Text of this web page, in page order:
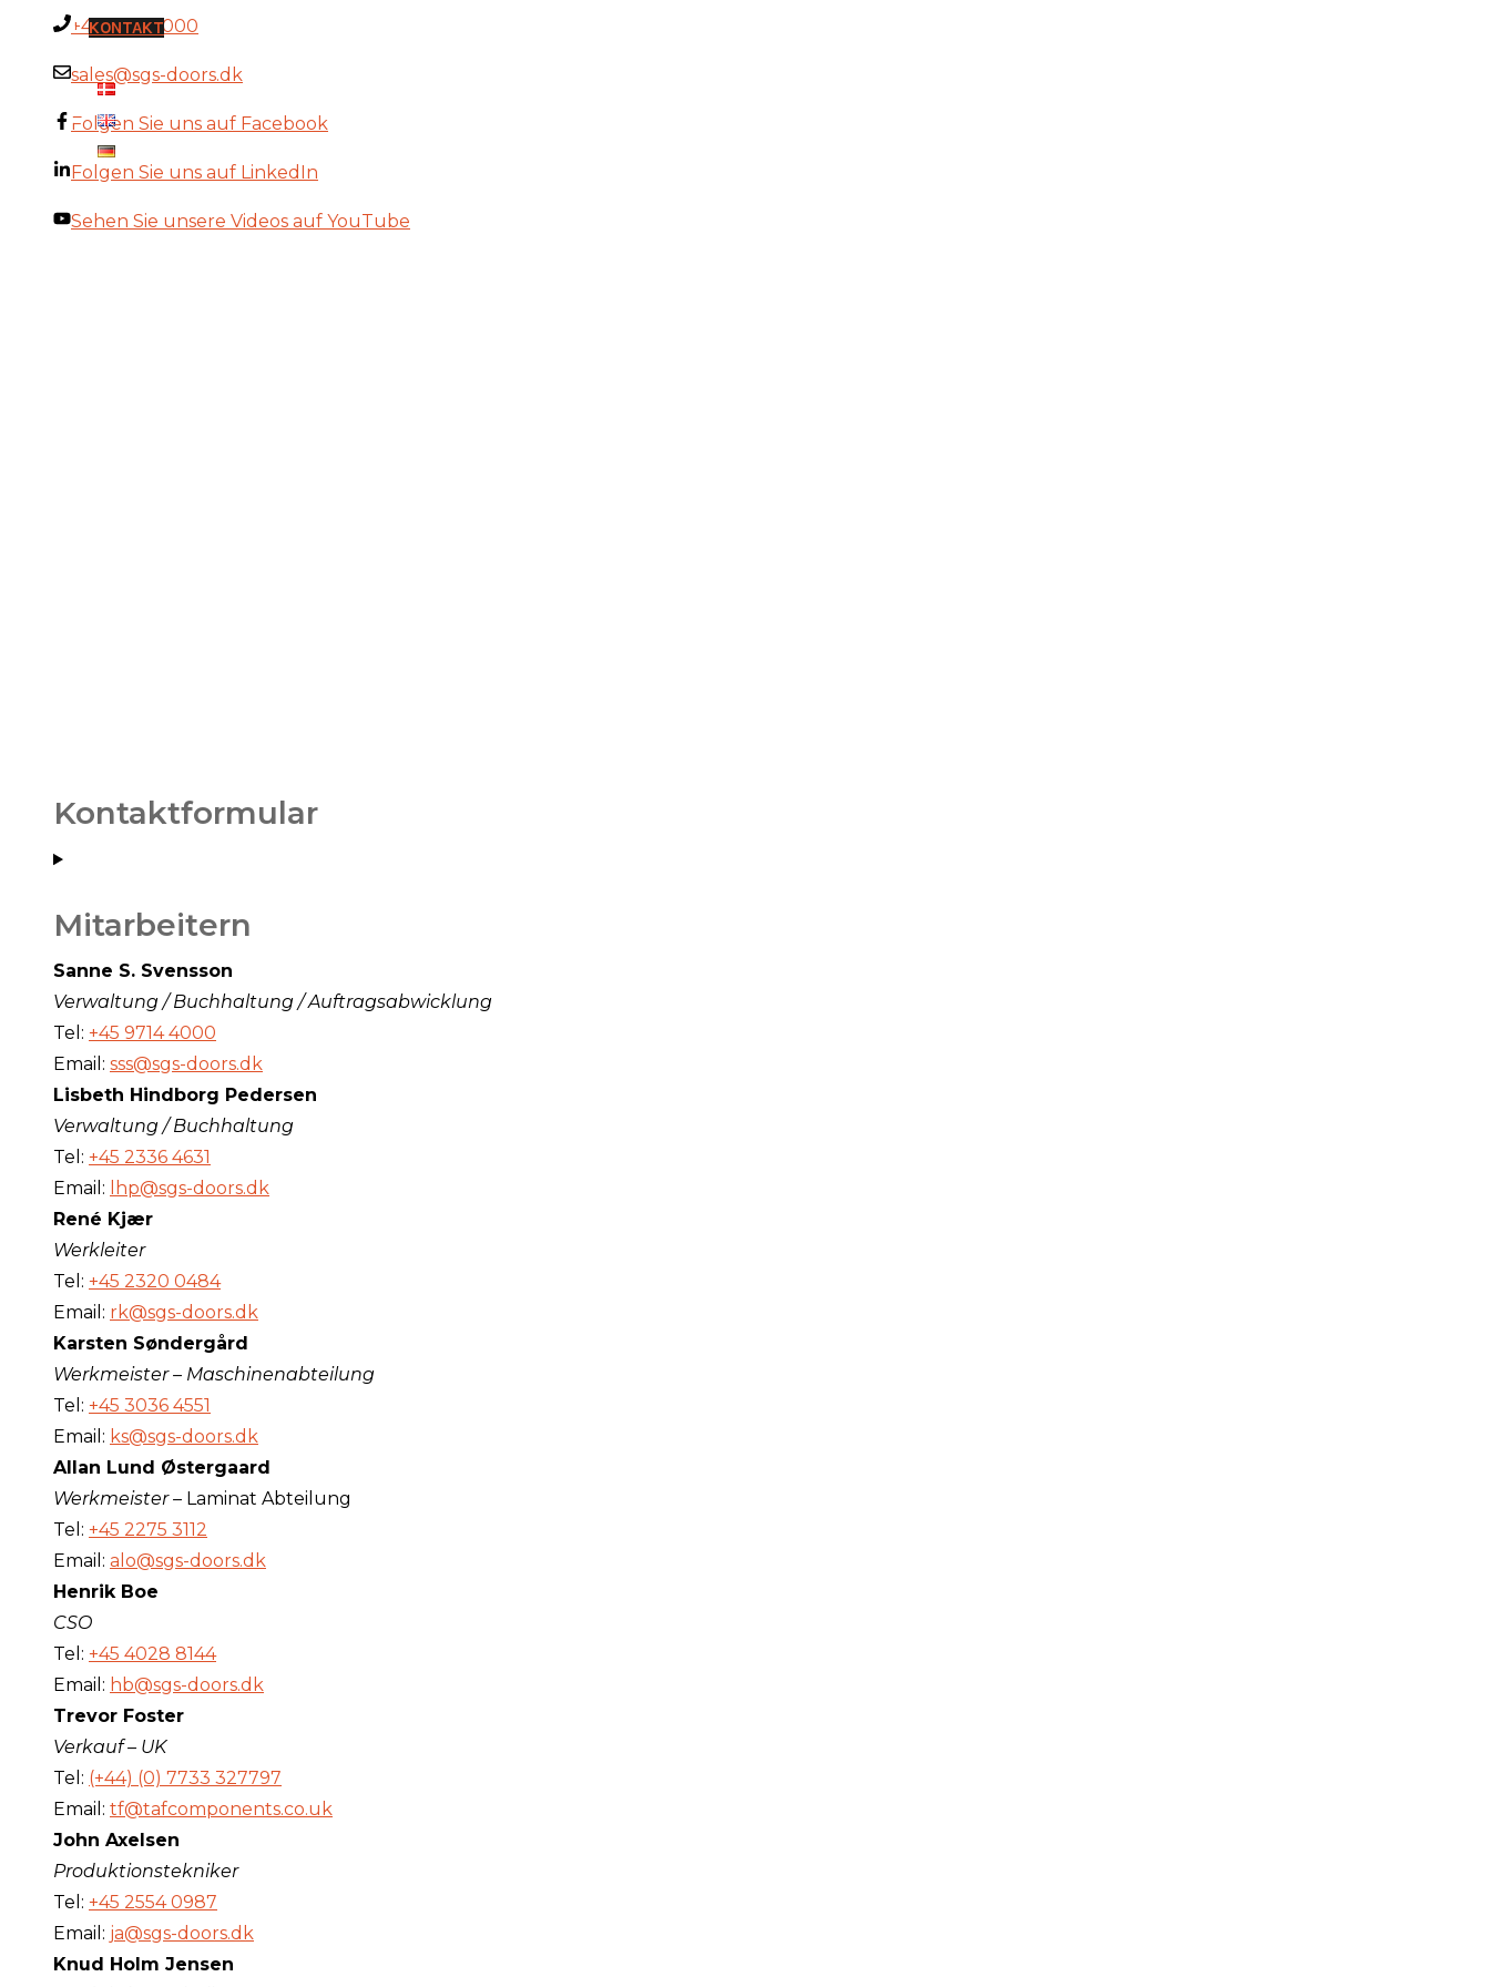
KONTAKT
+45 9714 4000
sales@sgs-doors.dk
Folgen Sie uns auf Facebook
Folgen Sie uns auf LinkedIn
Sehen Sie unsere Videos auf YouTube
Kontaktformular
Mitarbeitern
Sanne S. Svensson
Verwaltung / Buchhaltung / Auftragsabwicklung
Tel: +45 9714 4000
Email: sss@sgs-doors.dk
Lisbeth Hindborg Pedersen
Verwaltung / Buchhaltung
Tel: +45 2336 4631
Email:
lhp@sgs-doors.dk
René Kjær
Werkleiter
Tel: +45 2320 0484
Email: rk@sgs-doors.dk
Karsten Søndergård
Werkmeister – Maschinenabteilung
Tel: +45 3036 4551
Email: ks@sgs-doors.dk
Allan Lund Østergaard
Werkmeister – Laminat Abteilung
Tel: +45 2275 3112
Email: alo@sgs-doors.dk
Henrik Boe
CSO
Tel: +45 4028 8144
Email: hb@sgs-doors.dk
Trevor Foster
Verkauf – UK
Tel: (+44) (0) 7733 327797
Email: tf@tafcomponents.co.uk
John Axelsen
Produktionstekniker
Tel: +45 2554 0987
Email: ja@sgs-doors.dk
Knud Holm Jensen